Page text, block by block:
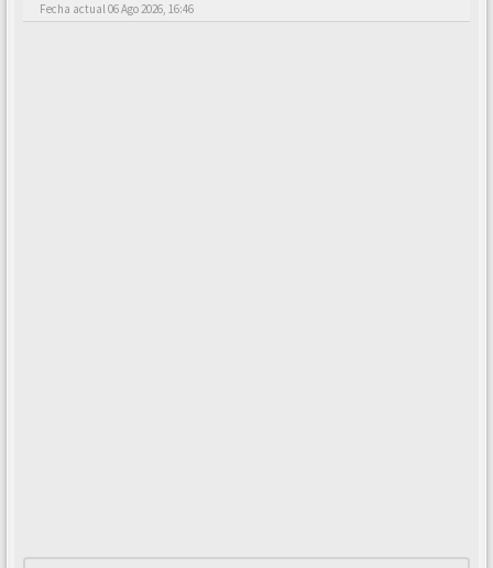
Fecha actual 06 Ago 2026, 16:46